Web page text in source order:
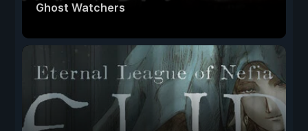
Ghost Watchers